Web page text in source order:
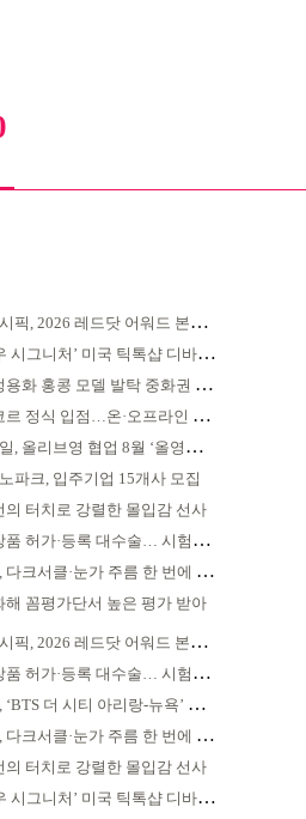
, 2026 레드닷 어워드 본상 2개 수상
그니처’ 미국 틱톡샵 디바이스 부문 1위
홍콩 모델 발탁 중화권 공략 강화
정식 입점…온·오프라인 유통망 확대
올리브영 협업 8월 ‘올영픽’ 선정
파크, 입주기업 15개사 모집
의 터치로 강렬한 몰입감 선사
가·등록 대수술… 시험자료 공용 허용
서클·눈가 주름 한 번에 더블 케어
해 꼼평가단서 높은 평가 받아
, 2026 레드닷 어워드 본상 2개 수상
가·등록 대수술… 시험자료 공용 허용
더 시티 아리랑-뉴욕’ 참여
서클·눈가 주름 한 번에 더블 케어
의 터치로 강렬한 몰입감 선사
그니처’ 미국 틱톡샵 디바이스 부문 1위